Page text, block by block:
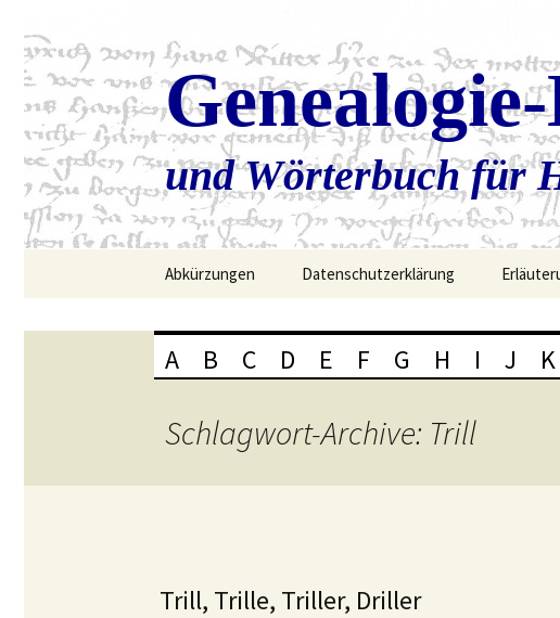
und Wörterbuch für
Abkürzungen Datenschutzerklärung
A B C D E F G H I J K
Schlagwort-Archive: Trill
Trill, Trille, Triller, Driller